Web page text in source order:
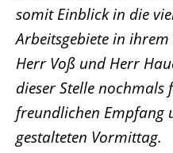
somit Einblick in die
Arbeitsgebiete in
Herr Voß und Herr
dieser Stelle nochmals
freundlichen Empfang
gestalteten Vormittag.